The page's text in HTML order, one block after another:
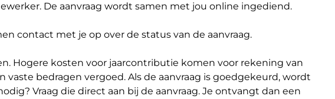
De aanvraag wordt samen met jou online ingediend.
contact met je op over de status van de aanvraag.
Hogere kosten voor jaarcontributie komen voor rekening van
bedragen vergoed. Als de aanvraag is goedgekeurd, wordt
Vraag die direct aan bij de aanvraag. Je ontvangt dan een